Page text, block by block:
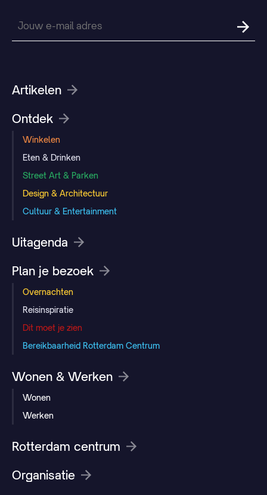
Artikelen
Ontdek
Winkelen
Eten & Drinken
Street Art & Parken
Design & Architectuur
Cultuur & Entertainment
Uitagenda
Plan je bezoek
Overnachten
Reisinspiratie
Dit moet je zien
Bereikbaarheid Rotterdam Centrum
Wonen & Werken
Wonen
Werken
Rotterdam centrum
Organisatie